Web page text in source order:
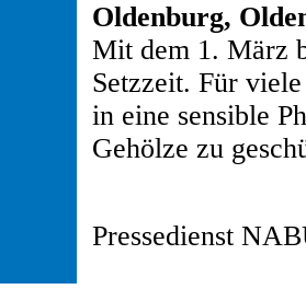
Oldenburg,
Mit dem 1. März
Setzzeit. Für
in eine sensible
Gehölze zu
Pressedienst